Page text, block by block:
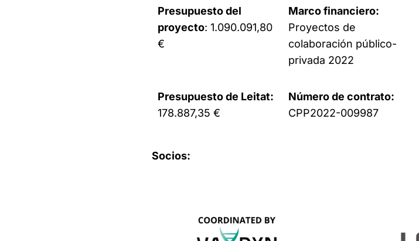
Presupuesto del
proyecto: 1.090.091,80
€
Marco financiero:
Proyectos de
colaboración público-
privada 2022
Presupuesto de Leitat:
178.887,35 €
Número de contrato:
CPP2022-009987
Socios: